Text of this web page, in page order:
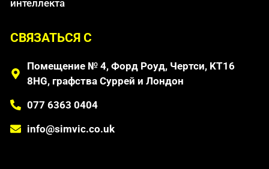
интеллекта
СВЯЗАТЬСЯ С
Помещение № 4, Форд Роуд, Чертси, KT16
8HG, графства Суррей и Лондон
077 6363 0404
info@simvic.co.uk